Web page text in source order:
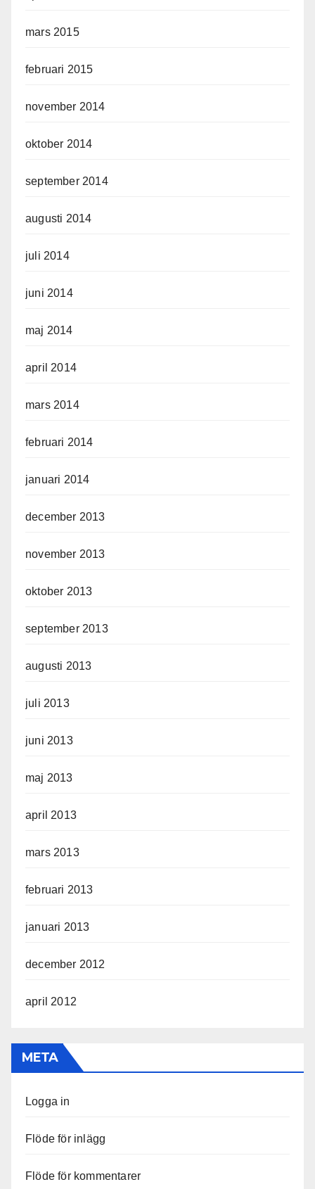
mars 2015
februari 2015
november 2014
oktober 2014
september 2014
augusti 2014
juli 2014
juni 2014
maj 2014
april 2014
mars 2014
februari 2014
januari 2014
december 2013
november 2013
oktober 2013
september 2013
augusti 2013
juli 2013
juni 2013
maj 2013
april 2013
mars 2013
februari 2013
januari 2013
december 2012
april 2012
META
Logga in
Flöde för inlägg
Flöde för kommentarer